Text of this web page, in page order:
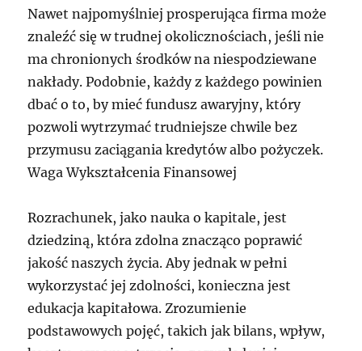
Nawet najpomyślniej prosperująca firma może
znaleźć się w trudnej okolicznościach, jeśli nie
ma chronionych środków na niespodziewane
nakłady. Podobnie, każdy z każdego powinien
dbać o to, by mieć fundusz awaryjny, który
pozwoli wytrzymać trudniejsze chwile bez
przymusu zaciągania kredytów albo pożyczek.
Waga Wykształcenia Finansowej
Rozrachunek, jako nauka o kapitale, jest
dziedziną, która zdolna znacząco poprawić
jakość naszych życia. Aby jednak w pełni
wykorzystać jej zdolności, konieczna jest
edukacja kapitałowa. Zrozumienie
podstawowych pojęć, takich jak bilans, wpływ,